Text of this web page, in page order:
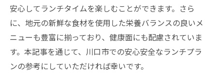
安心してランチタイムを楽しむことができます。さら
に、地元の新鮮な食材を使用した栄養バランスの良いメ
ニューも豊富に揃っており、健康面にも配慮されていま
す。本記事を通じて、川口市での安心安全なランチプラ
ンの参考にしていただければ幸いです。